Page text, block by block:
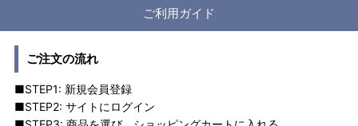
ご利用ガイド
ご注文の流れ
■STEP1: 新規会員登録
■STEP2: サイトにログイン